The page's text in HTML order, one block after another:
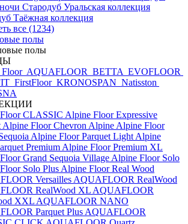
Стародуб Уральская коллекция
Таёжная коллекция
все (1234)
полы
полы
Floor AQUAFLOOR BETTA EVOFLOOR
FirstFloor KRONOSPAN Natisston
CLASSIC Alpine Floor Expressive
Alpine Floor Chevron Alpine Alpine Floor
Alpine Floor Parquet Light Alpine
Premium Alpine Floor Premium XL
Grand Sequoia Village Alpine Floor Solo
Solo Plus Alpine Floor Real Wood
Versailles AQUAFLOOR RealWood
RealWood XL AQUAFLOOR
XXL AQUAFLOOR NANO
Parquet Plus AQUAFLOOR